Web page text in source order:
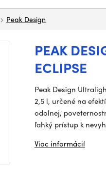
Peak Design
PEAK
ECLIPSE
Peak Design
2,5 l, určené na
odolnej,
ľahký prístup k
Viac informácií